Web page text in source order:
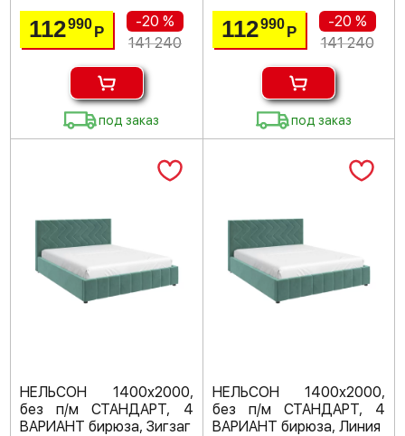
112990Р
-20 %
141 240
под заказ
112990 Р
-20 %
141 240
под заказ
НЕЛЬСОН 1400х2000,
без п/м СТАНДАРТ, 4
ВАРИАНТ бирюза, Зигзаг
НЕЛЬСОН 1400х2000,
без п/м СТАНДАРТ, 4
ВАРИАНТ бирюза, Линия